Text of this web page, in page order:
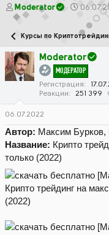
А
в
о
р
т
е
Moderator
Д
т
а
а
ч
а
л
а
Курсы по
Moderator
МОДЕРАТОР
Регистрация
Реакции
251 399
06.07.2022
Автор: Максим Бурков,
Название: Крипто
только (2022)